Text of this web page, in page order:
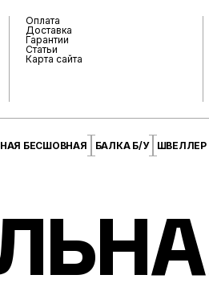
Оплата
Доставка
Гарантии
Статьи
Карта сайта
БЕСШОВНАЯ БАЛКА Б/У ШВЕЛЛЕР